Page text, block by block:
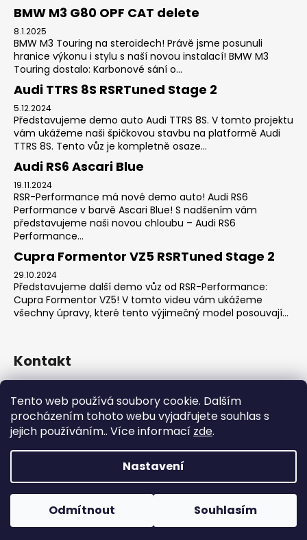
Tento web používá soubory cookie. Dalším
procházením tohoto webu vyjadřujete souhlas s
jejich používáním.. Více informací zde.
Nastavení
Odmítnout Souhlasím
BMW M3 G80 OPF CAT delete
8.1.2025
BMW M3 Touring na steroidech! Právě jsme posunuli
hranice výkonu i stylu s naší novou instalací! BMW M3
Touring dostalo: Karbonové sání o...
Audi TTRS 8S RSRTuned Stage 2
5.12.2024
Představujeme demo auto Audi TTRS 8S. V tomto projektu
vám ukážeme naši špičkovou stavbu na platformě Audi
TTRS 8S. Tento vůz je kompletně osaze...
Audi RS6 Ascari Blue
19.11.2024
RSR-Performance má nové demo auto! Audi RS6
Performance v barvě Ascari Blue! S nadšením vám
představujeme naši novou chloubu – Audi RS6
Performance...
Cupra Formentor VZ5 RSRTuned Stage 2
29.10.2024
Představujeme další demo vůz od RSR-Performance:
Cupra Formentor VZ5! V tomto videu vám ukážeme
všechny úpravy, které tento výjimečný model posouvají...
Kontakt
728737662
https://www.facebook.com/RSRCzech/
rsrperformance
Copyright 2026RSR-Performance. Všechna práva
vyhrazena.
Upravit nastavení cookies